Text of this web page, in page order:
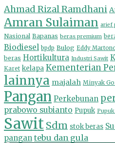
Ahmad Rizal Ramdhani
Amran Sulaiman arief
Nasional Bapanas beras premium
Biodiesel bpdp Bulog Eddy
beras Hortikultura Industri Sawit
Karet kelapa Kementerian
lainnya majalah Minyak
Pangan Perkebunan
prabowo subianto Pupuk
Sawit Sdm stok beras
pangan tebu dan gula